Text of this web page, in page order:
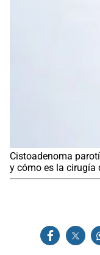
Cistoadenoma
y cómo es la cirugía